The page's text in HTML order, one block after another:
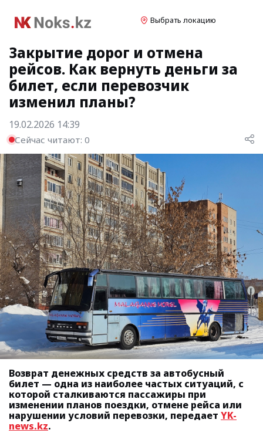
Выбрать локацию
Закрытие дорог и отмена
рейсов. Как вернуть деньги за
билет, если перевозчик
изменил планы?
19.02.2026 14:39
Сейчас читают: 0
Возврат денежных средств за автобусный
билет — одна из наиболее частых ситуаций, с
которой сталкиваются пассажиры при
изменении планов поездки, отмене рейса или
нарушении условий перевозки, передает YK-
news.kz.